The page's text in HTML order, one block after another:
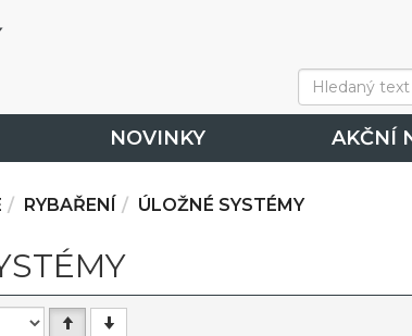
NOVINKY AKČNÍ
RYBAŘENÍ ÚLOŽNÉ SYSTÉMY